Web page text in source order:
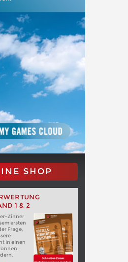
SHOP
1 & 2
Zinner
ersten
Frage,
in einen
–